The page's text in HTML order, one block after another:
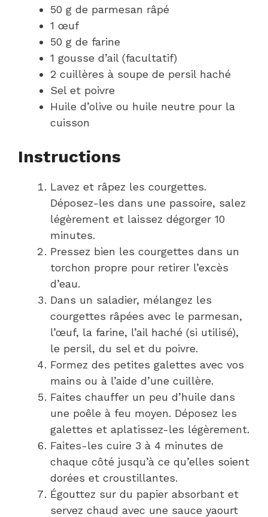
50 g de parmesan râpé
1 œuf
50 g de farine
1 gousse d’ail (facultatif)
2 cuillères à soupe de persil haché
Sel et poivre
Huile d’olive ou huile neutre pour la
cuisson
Instructions
Lavez et râpez les courgettes.
Déposez-les dans une passoire, salez
légèrement et laissez dégorger 10
minutes.
Pressez bien les courgettes dans un
torchon propre pour retirer l’excès
d’eau.
Dans un saladier, mélangez les
courgettes râpées avec le parmesan,
l’œuf, la farine, l’ail haché (si utilisé),
le persil, du sel et du poivre.
Formez des petites galettes avec vos
mains ou à l’aide d’une cuillère.
Faites chauffer un peu d’huile dans
une poêle à feu moyen. Déposez les
galettes et aplatissez-les légèrement.
Faites-les cuire 3 à 4 minutes de
chaque côté jusqu’à ce qu’elles soient
dorées et croustillantes.
Égouttez sur du papier absorbant et
servez chaud avec une sauce yaourt